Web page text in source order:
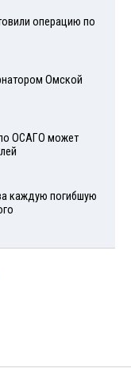
операцию по
Омской
ОСАГО может
каждую погибшую